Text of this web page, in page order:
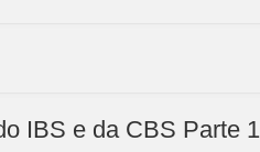
IBS e da CBS Parte 1